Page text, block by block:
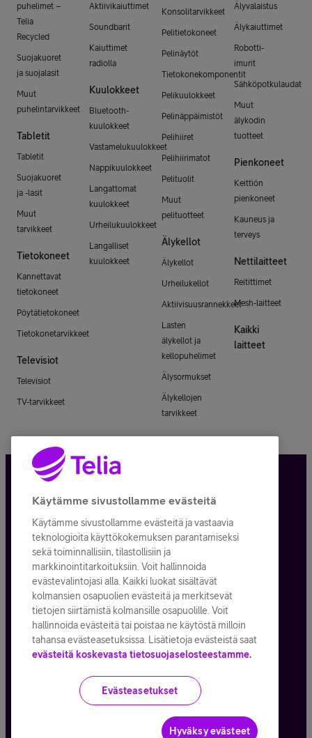
puhelimet –
Telia
Recycled
Suojakuoret
ja suojalasit
Muut
puhelintarvikkeet
Tabletit
Tabletit
Suojakuoret
ja -lasit
Muut
tarvikkeet
Tietokoneet
Kannettavat
tietokoneet
Pöytätietokoneet
Tietokonetarvikkeet
Televisiot
Televisiot
TV-tarvikkeet
Aktiivikaiuttimet
Soundbarit
Kaiuttimet
radiolla
Kuulokkeet
Bluetooth-
kuulokkeet
Vastamelukuulokkeet
Nappikuulokkeet
Langattomat
kuulokkeet
Urheilukuulokkeet
Langalliset
kuulokkeet
Konsolitarvikkeet
Pelitietokoneet
Pelinäytöt
Tietokonekomponentit
Pelikuulokkeet
Pelinäppäimistöt
Pelihiiret
Pelihiirimatot
Pelituolit
Muut
pelituotteet
Älykellot
Älykellot
Urheilukellot
Aktiivisuusrannekkeet
Lasten
älykellot ja
kellopuhelimet
Älysormukset
Älykellojen
tarvikkeet
Älyvalaistus
Älykaiuttimet
Robotti-
imurit
Sähköpotkulaudat
Muut
älykodin
tuotteet
Pienkoneet
Keittiön
pienkoneet
Kauneus ja
terveys
Nettilaitteet
Reitittimet
Mesh-laitteet
Kaikki
laitteet
Tietosuoja ja -turva
Tilauksen peruuttaminen
Käyttöehdot
Evästeiden käyttö
Toimitusehdot ja palvelukuvaukset
Kaikki hinnat ALV25,5%
© Telia Company2026
Käytämme sivustollamme evästeitä
Käytämme sivustollamme evästeitä ja vastaavia
teknologioita käyttökokemuksen parantamiseksi
sekä toiminnallisiin, tilastollisiin ja
markkinointitarkoituksiin. Voit hallinnoida
evästevalintojasi alla. Kaikki luokat sisältävät
kolmansien osapuolien evästeitä ja merkitsevät
tietojen siirtämistä kolmansille osapuolille. Voit
hallinnoida evästeitä tai poistaa ne käytöstä milloin
tahansa evästeasetuksissa. Lisätietoja evästeistä saat
evästeitä koskevasta tietosuojaselosteestamme.
Evästeasetukset
Hyväksy evästeet